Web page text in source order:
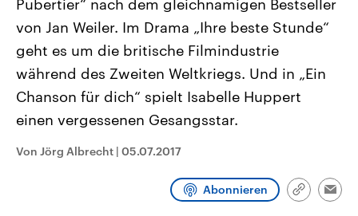
2026
Alle Informationen
Sachsen-Anhalt wählt am 6.
September 2026 einen neuen
Landtag. Seit 2021 wird das
Bundesland von einer Koalition aus
Umfragen, Prognosen,
und Hintergründe zu den Parteien
Wahl.
Aktuelle Beiträge,
Hintergründe
Wirtschaftlich und
gehören die Vereinigten
den mächtigsten Ländern
mit großem Einfluss auf
aktuelle Weltgeschehen.
Sendungen Programm Podcasts
Pubertier“ nach dem gleichnamigen Bestseller
von Jan Weiler. Im Drama „Ihre beste Stunde“
geht es um die britische Filmindustrie
während des Zweiten Weltkriegs. Und in „Ein
Chanson für dich“ spielt Isabelle Huppert
einen vergessenen Gesangsstar.
Von Jörg Albrecht | 05.07.2017
Abonnieren
Link